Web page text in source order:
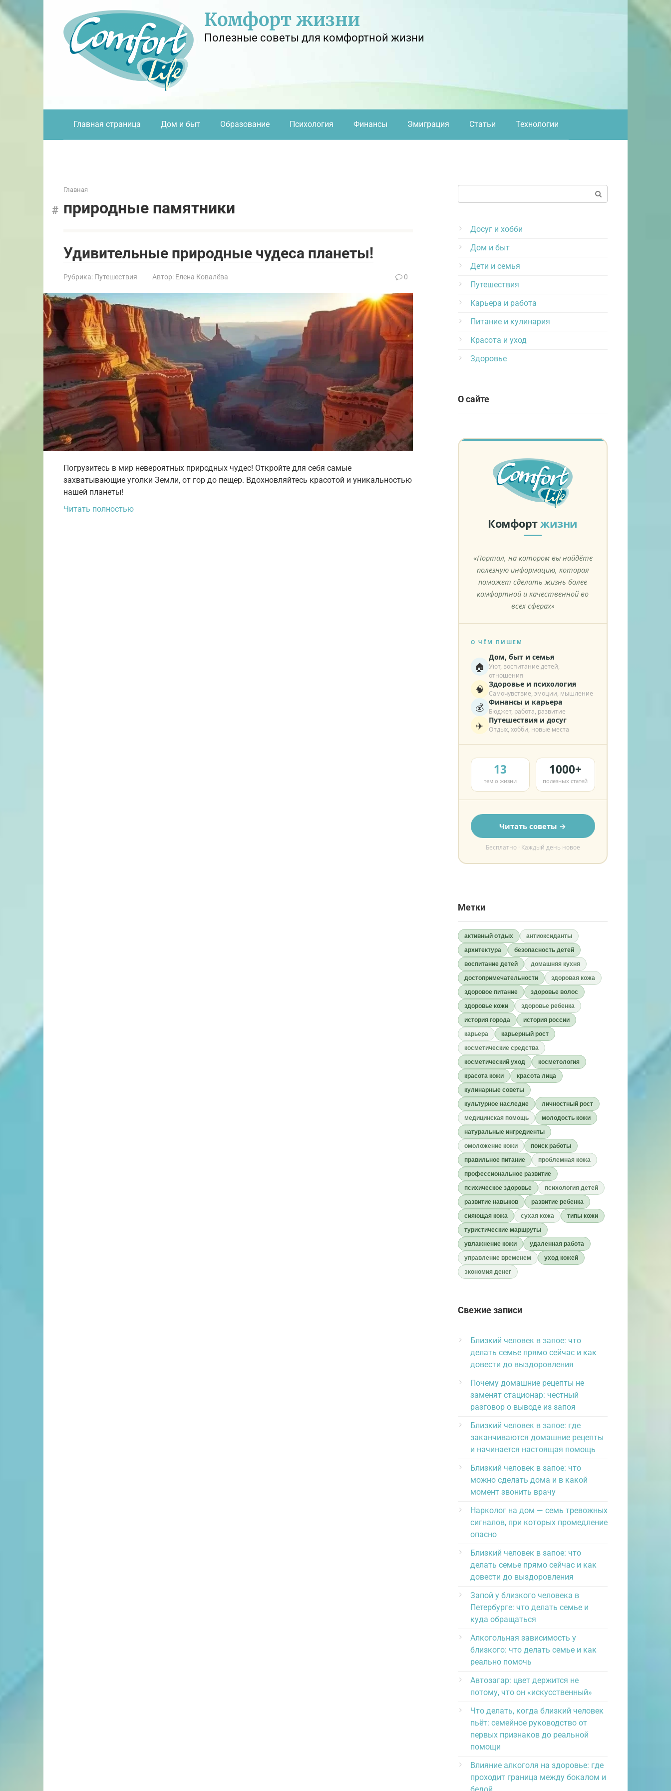
Перейти
контенту
Комфорт жизни
Полезные советы для комфортной жизни
Главная страница Дом и быт Образование Психология Финансы Эмиграция Статьи Технологии
Главная
природные памятники
Удивительные природные чудеса планеты!
Рубрика: Путешествия Автор: Елена Ковалёва 0
Погрузитесь в мир невероятных природных чудес! Откройте для себя самые
захватывающие уголки Земли, от гор до пещер. Вдохновляйтесь красотой и уникальностью
нашей планеты!
Читать полностью
Досуг и хобби
Дом и быт
Дети и семья
Путешествия
Карьера и работа
Питание и кулинария
Красота и уход
Здоровье
О сайте
Комфортжизни
«Портал, на котором вы найдёте
полезную информацию, которая
поможет сделать жизнь более
комфортной и качественной во
всех сферах»
О ЧЁМ ПИШЕМ
🏠
Дом, быт и семья
Уют, воспитание детей,
отношения
🧠 Здоровье и психология
Самочувствие, эмоции, мышление
💰 Финансы и карьера
Бюджет, работа, развитие
✈️ Путешествия и досуг
Отдых, хобби, новые места
13
тем о жизни
1000+
полезных статей
Читать советы →
Бесплатно · Каждый день новое
Метки
активный отдых
антиоксиданты
архитектура
безопасность детей
воспитание детей
домашняя кухня
достопримечательности
здоровая кожа
здоровое питание
здоровье волос
здоровье кожи
здоровье ребенка
история города
история россии
карьера
карьерный рост
косметические средства
косметический уход
косметология
красота кожи
красота лица
кулинарные советы
культурное наследие
личностный рост
медицинская помощь
молодость кожи
натуральные ингредиенты
омоложение кожи
поиск работы
правильное питание
проблемная кожа
профессиональное развитие
психическое здоровье
психология детей
развитие навыков
развитие ребенка
сияющая кожа
сухая кожа
типы кожи
туристические маршруты
увлажнение кожи
удаленная работа
управление временем
уход кожей
экономия денег
Свежие записи
Близкий человек в запое: что
делать семье прямо сейчас и как
довести до выздоровления
Почему домашние рецепты не
заменят стационар: честный
разговор о выводе из запоя
Близкий человек в запое: где
заканчиваются домашние рецепты
и начинается настоящая помощь
Близкий человек в запое: что
можно сделать дома и в какой
момент звонить врачу
Нарколог на дом — семь тревожных
сигналов, при которых промедление
опасно
Близкий человек в запое: что
делать семье прямо сейчас и как
довести до выздоровления
Запой у близкого человека в
Петербурге: что делать семье и
куда обращаться
Алкогольная зависимость у
близкого: что делать семье и как
реально помочь
Автозагар: цвет держится не
потому, что он «искусственный»
Что делать, когда близкий человек
пьёт: семейное руководство от
первых признаков до реальной
помощи
Влияние алкоголя на здоровье: где
проходит граница между бокалом и